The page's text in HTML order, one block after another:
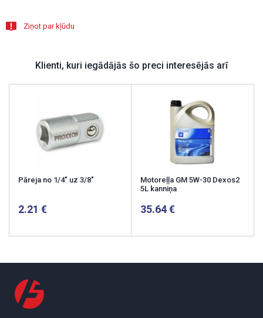
Ziņot par kļūdu
Klienti, kuri iegādājās šo preci interesējās arī
Pāreja no 1/4" uz 3/8"
2.21
Motoreļļa GM 5W-30 Dexos2
5L kanniņa
35.64